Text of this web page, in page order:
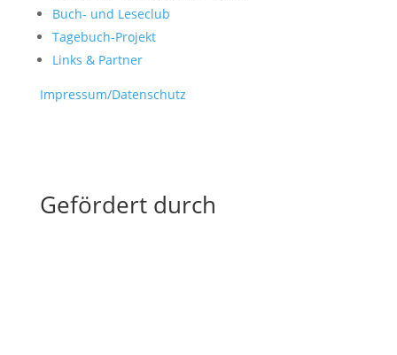
Buch- und Leseclub
Tagebuch-Projekt
Links & Partner
Impressum/Datenschutz
Gefördert durch